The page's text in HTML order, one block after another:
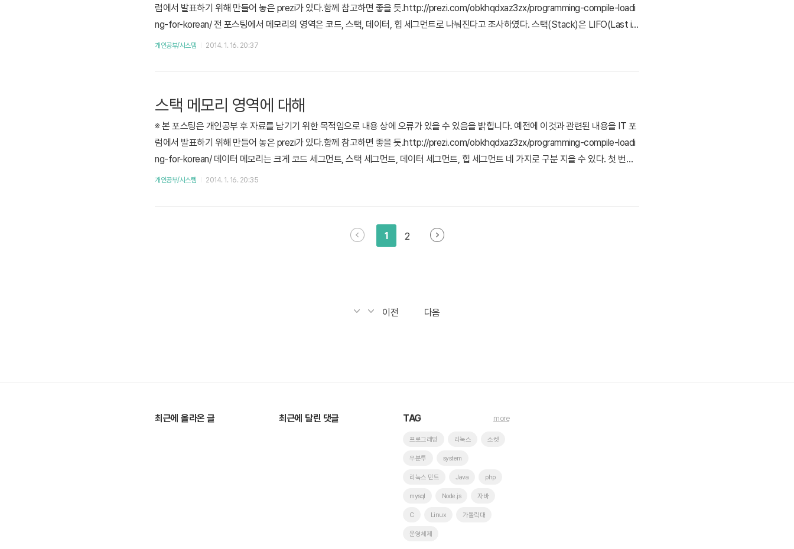
럼에서 발표하기 위해 만들어 놓은 prezi가 있다.함께 참고하면 좋을 듯.http://prezi.com/obkhqdxaz3zx/programming-compile-loadi
ng-for-korean/ 전 포스팅에서 메모리의 영역은 코드, 스택, 데이터, 힙 세그먼트로 나눠진다고 조사하였다. 스택(Stack)은 LIFO(Last in
Last out) 구조로 이루어져 있다. LIFO란 마지막으로 들어온 값이 처음으로 나간다는 뜻으로써 FIFO(First in First out) 구조의 큐(Queu
개인공부/시스템 2014. 1. 16. 20:37
스택 메모리 영역에 대해
※ 본 포스팅은 개인공부 후 자료를 남기기 위한 목적임으로 내용 상에 오류가 있을 수 있음을 밝힙니다. 예전에 이것과 관련된 내용을 IT 포
럼에서 발표하기 위해 만들어 놓은 prezi가 있다.함께 참고하면 좋을 듯.http://prezi.com/obkhqdxaz3zx/programming-compile-loadi
ng-for-korean/ 데이터 메모리는 크게 코드 세그먼트, 스택 세그먼트, 데이터 세그먼트, 힙 세그먼트 네 가지로 구분 지을 수 있다. 첫 번째
코드 세그먼트는 소스파일의 코드가 할당되어 잡히는 메모리 영역이다. 이 부분에 변화가 있어선 안되기 때문에 기본적으로 쓰기가 금지되
개인공부/시스템 2014. 1. 16. 20:35
1 2
이전 다음
최근에 올라온 글 최근에 달린 댓글 TAG
프로그래밍 리눅스 소켓
우분투 system
리눅스 민트 Java php
mysql Node.js 자바
C Linux 가톨릭대
운영체제
more